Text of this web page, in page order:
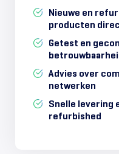
Nieuwe en
producten
Getest en
Advies over
netwerken
Snelle levering
refurbished